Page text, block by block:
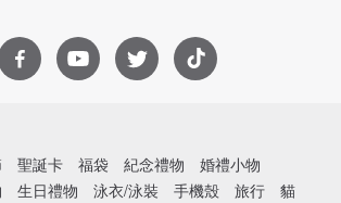
聖誕卡 福袋 紀念禮物
婚禮小物
生日禮物 泳衣/泳裝 手機殼 旅行 貓